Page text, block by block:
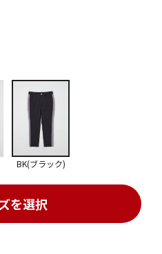
を選択
BK(ブラック)